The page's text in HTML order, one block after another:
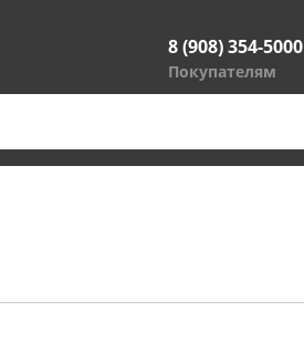
8 (908) 354-5000
Покупателям